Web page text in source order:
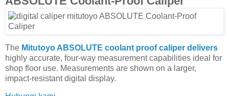
The Mitutoyo ABSOLUTE coolant proof caliper delivers
highly accurate, four-way measurement capabilities ideal for
shop floor use. Measurements are shown on a larger,
impact-resistant digital display.